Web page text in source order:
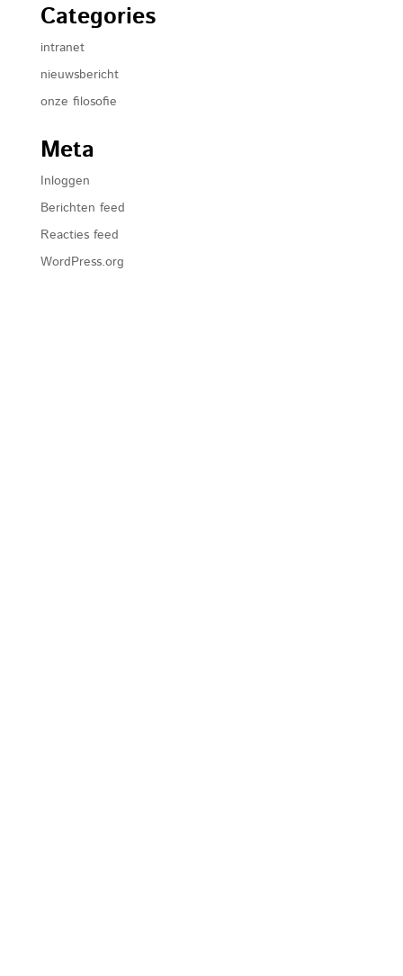
Categories
intranet
nieuwsbericht
onze filosofie
Meta
Inloggen
Berichten feed
Reacties feed
WordPress.org